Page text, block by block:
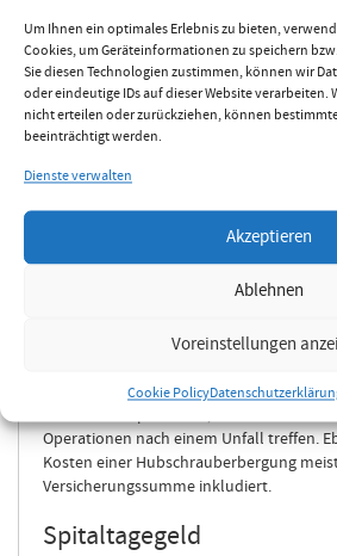
Um Ihnen ein optimales Erlebnis zu bieten,
Cookies, um Geräteinformationen zu speichern
Sie diesen Technologien zustimmen, können wir
oder eindeutige IDs auf dieser Website verarbeiten.
nicht erteilen oder zurückziehen, können
beeinträchtigt werden.
Dienste verwalten
Akzeptieren
Ablehnen
Voreinstellungen
Cookie Policy
Anbietern als allein stehendes Produkt.
Geldleistung bei Unfalltod
Hier handelt es sich um eine einmalige
Eintritt des Todes in Folge eines Unfalles
Ablebensversicherung oder eine reine
besteht, ist diese Leistung in der
die Heilung, Bergung oder Rückholung.
genannten Leistungen, Vorsorge für
Operationen nach einem Unfall treffen.
Kosten einer Hubschrauberbergung
Versicherungssumme inkludiert.
Spitaltagegeld